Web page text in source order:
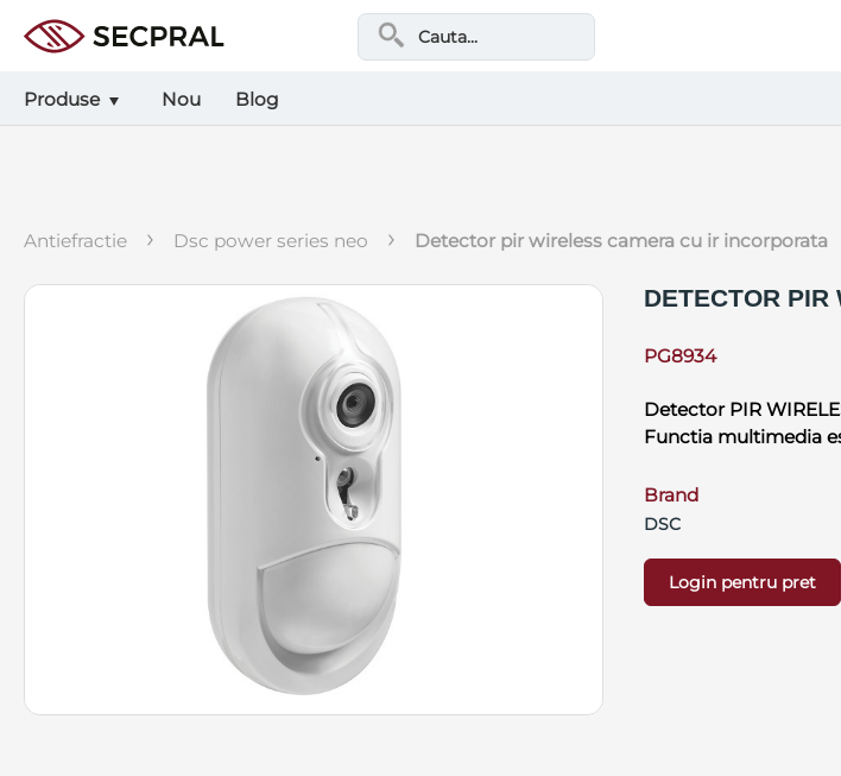
Produse Nou Blog
antiefractie › dsc power series neo › detector pir wireless camera cu ir incorporata
DETECTOR PIR
PG8934
Detector PIR
Functia multimedia
Brand
DSC
Login pentru pret